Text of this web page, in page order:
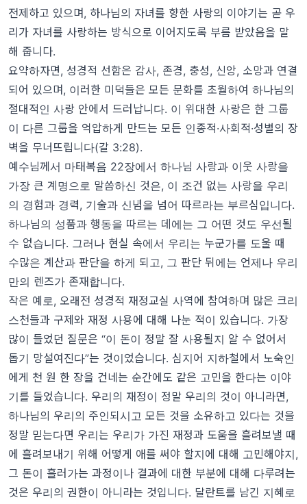
전제하고 있으며, 하나님의 자녀를 향한 사랑의 이야기는 곧 우
리가 자녀를 사랑하는 방식으로 이어지도록 부름 받았음을 말
해 줍니다.
요약하자면, 성경적 선함은 감사, 존경, 충성, 신앙, 소망과 연결
되어 있으며, 이러한 미덕들은 모든 문화를 초월하여 하나님의
절대적인 사랑 안에서 드러납니다. 이 위대한 사랑은 한 그룹
이 다른 그룹을 억압하게 만드는 모든 인종적·사회적·성별의 장
벽을 무너뜨립니다(갈 3:28).
예수님께서 마태복음 22장에서 하나님 사랑과 이웃 사랑을
가장 큰 계명으로 말씀하신 것은, 이 조건 없는 사랑을 우리
의 경험과 경력, 기술과 신념을 넘어 따르라는 부르심입니다.
하나님의 성품과 행동을 따르는 데에는 그 어떤 것도 우선될
수 없습니다. 그러나 현실 속에서 우리는 누군가를 도울 때
수많은 계산과 판단을 하게 되고, 그 판단 뒤에는 언제나 우리
만의 렌즈가 존재합니다.
작은 예로, 오래전 성경적 재정교실 사역에 참여하며 많은 크리
스천들과 구제와 재정 사용에 대해 나눈 적이 있습니다. 가장
많이 들었던 질문은 “이 돈이 정말 잘 사용될지 알 수 없어서
돕기 망설여진다”는 것이었습니다. 심지어 지하철에서 노숙인
에게 천 원 한 장을 건네는 순간에도 같은 고민을 한다는 이야
기를 들었습니다. 우리의 재정이 정말 우리의 것이 아니라면,
하나님의 우리의 주인되시고 모든 것을 소유하고 있다는 것을
정말 믿는다면 우리는 우리가 가진 재정과 도움을 흘려보낼 때
에 흘려보내기 위해 어떻게 애를 써야 할지에 대해 고민해야지,
그 돈이 흘러가는 과정이나 결과에 대한 부분에 대해 다루려는
것은 우리의 권한이 아니라는 것입니다. 달란트를 남긴 지혜로